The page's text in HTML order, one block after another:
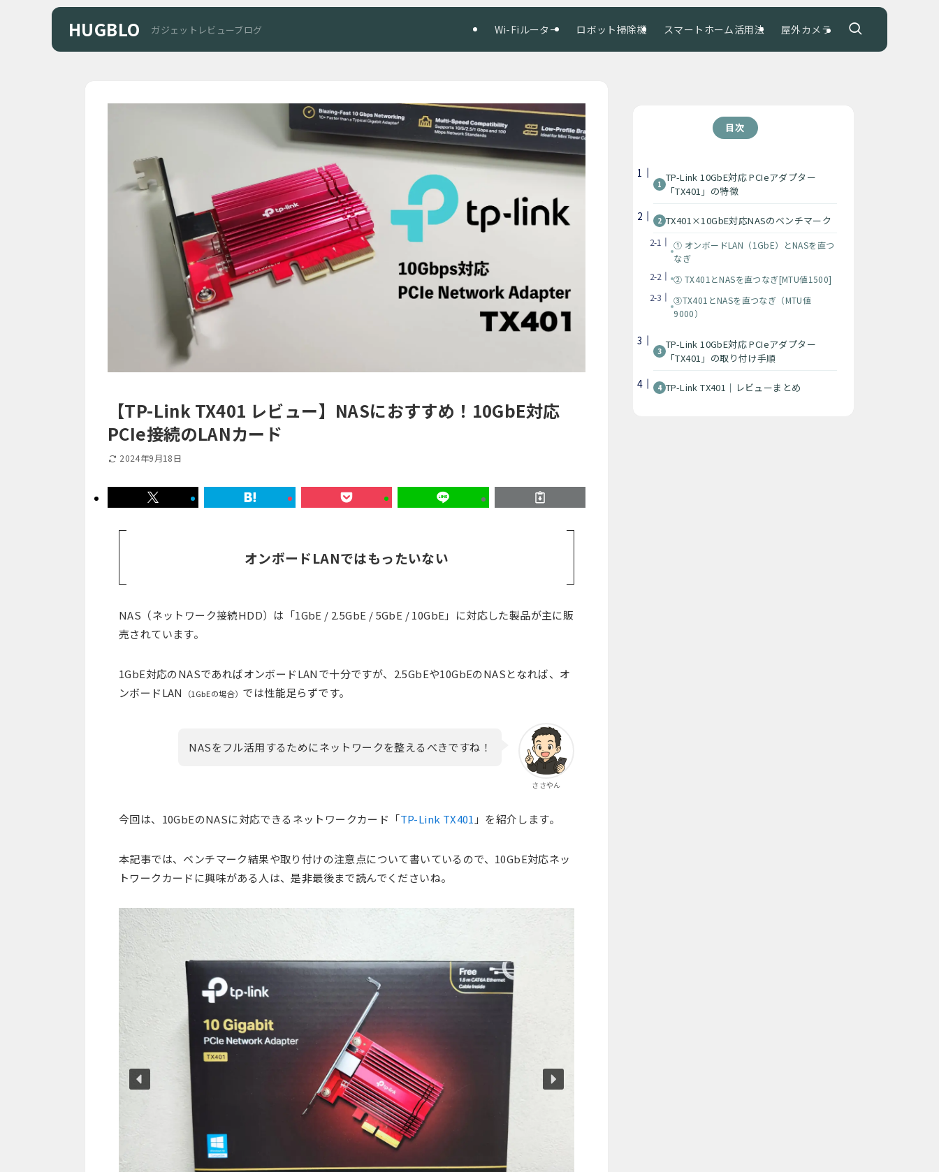
HUGBLO ガジェットレビューブログ Wi-Fiルーター ロボット掃除機 スマートホーム活用法 屋外カメラ
【TP-Link TX401 レビュー】NASにおすすめ！10GbE対応
PCIe接続のLANカード
2024年9月18日
オンボードLANではもったいない
NAS（ネットワーク接続HDD）は「1GbE / 2.5GbE / 5GbE / 10GbE」に対応した製品が主に販
売されています。
1GbE対応のNASであればオンボードLANで十分ですが、2.5GbEや10GbEのNASとなれば、オ
ンボードLAN
（1GbEの場合） では性能足らずです。
ささやん
NASをフル活用するためにネットワークを整えるべきですね！
今回は、10GbEのNASに対応できるネットワークカード「TP-Link TX401 」を紹介します。
本記事では、ベンチマーク結果や取り付けの注意点について書いているので、10GbE対応ネッ
トワークカードに興味がある人は、是非最後まで読んでくださいね。
目次
TP-Link 10GbE対応 PCIeアダプター
「TX401」の特徴
TX401×10GbE対応NASのベンチマーク
① オンボードLAN（1GbE）とNASを直つ
なぎ
② TX401とNASを直つなぎ[MTU値1500]
③TX401とNASを直つなぎ（MTU値
9000）
TP-Link 10GbE対応 PCIeアダプター
「TX401」の取り付け手順
TP-Link TX401｜レビューまとめ